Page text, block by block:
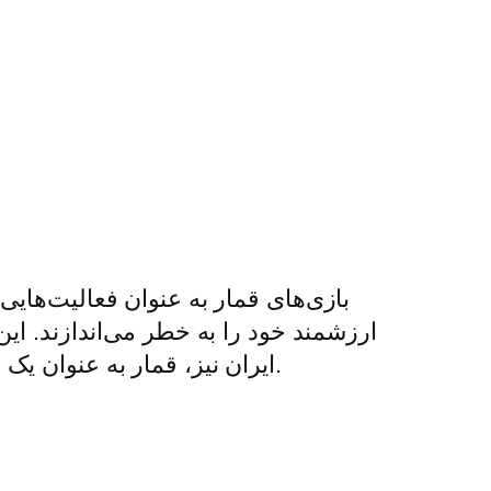
بازی‌های قمار به عنوان
ارزشمند خود را به خطر می‌اندازند.
ایران نیز، قمار به عنوان یک فعالیت تفریحی در جوامع مختلف تاریخی، از جمله دوران‌های باستان تا کنون، وجود داشته است.